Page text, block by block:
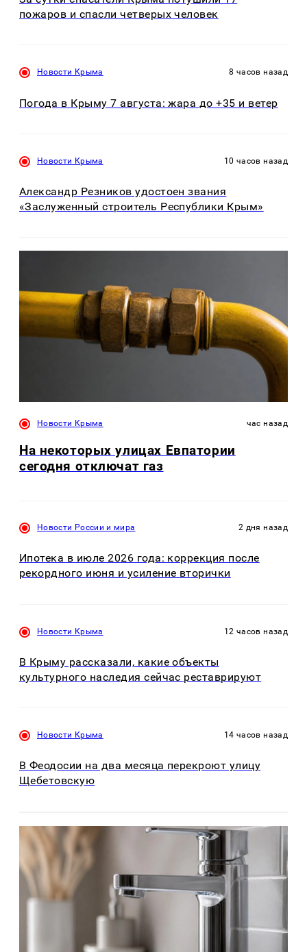
пожаров и спасли четверых человек
Новости Крыма 8 часов назад
Погода в Крыму 7 августа: жара до +35 и ветер
Новости Крыма 10 часов назад
Александр Резников удостоен звания
«Заслуженный строитель Республики Крым»
Новости Крыма час назад
На некоторых улицах Евпатории
сегодня отключат газ
Новости России и мира 2 дня назад
Ипотека в июле 2026 года: коррекция после
рекордного июня и усиление вторички
Новости Крыма 12 часов назад
В Крыму рассказали, какие объекты
культурного наследия сейчас реставрируют
Новости Крыма 14 часов назад
В Феодосии на два месяца перекроют улицу
Щебетовскую